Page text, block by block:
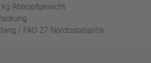
kg Abtropfgewicht
/ FAO 27 Nordostatlantik